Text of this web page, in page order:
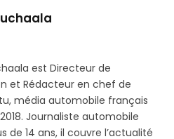
Telegram
est Directeur de
et Rédacteur en chef de
média automobile français
Journaliste automobile
de 14 ans, il couvre l’actualité